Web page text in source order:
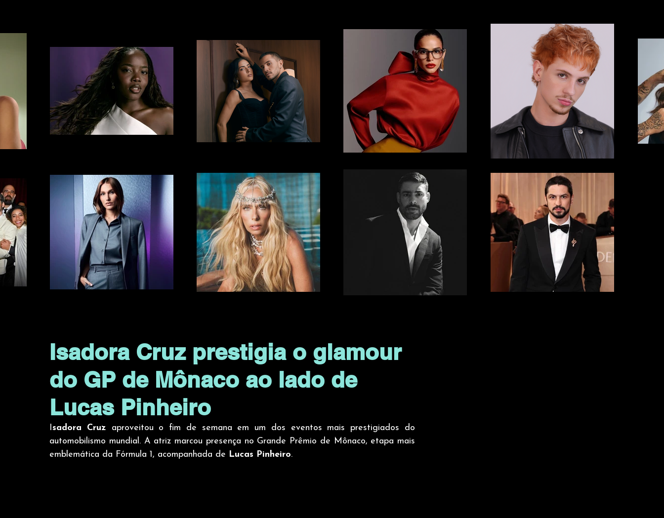
Isadora Cruz prestigia o glamour
do GP de Mônaco ao lado de
Lucas Pinheiro
Isadora Cruz aproveitou o fim de semana em um dos eventos mais prestigiados do
automobilismo mundial. A atriz marcou presença no Grande Prêmio de Mônaco, etapa mais
emblemática da Fórmula 1, acompanhada de Lucas Pinheiro.